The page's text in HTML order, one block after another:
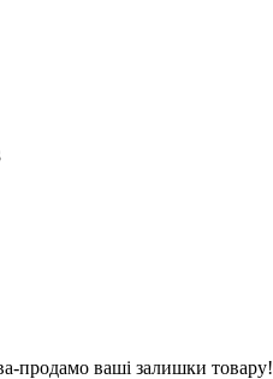
продамо ваші залишки товару!